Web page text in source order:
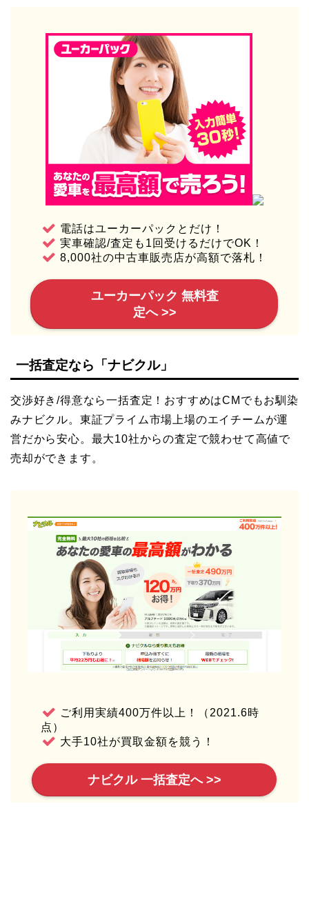
電話はユーカーパックとだけ！
実車確認/査定も1回受けるだけでOK！
8,000社の中古車販売店が高額で落札！
ユーカーパック 無料査
定へ >>
一括査定なら「ナビクル」
交渉好き/得意なら一括査定！おすすめはCMでもお馴染
みナビクル。東証プライム市場上場のエイチームが運
営だから安心。最大10社からの査定で競わせて高値で
売却ができます。
ご利用実績400万件以上！（2021.6時
点）
大手10社が買取金額を競う！
ナビクル 一括査定へ >>